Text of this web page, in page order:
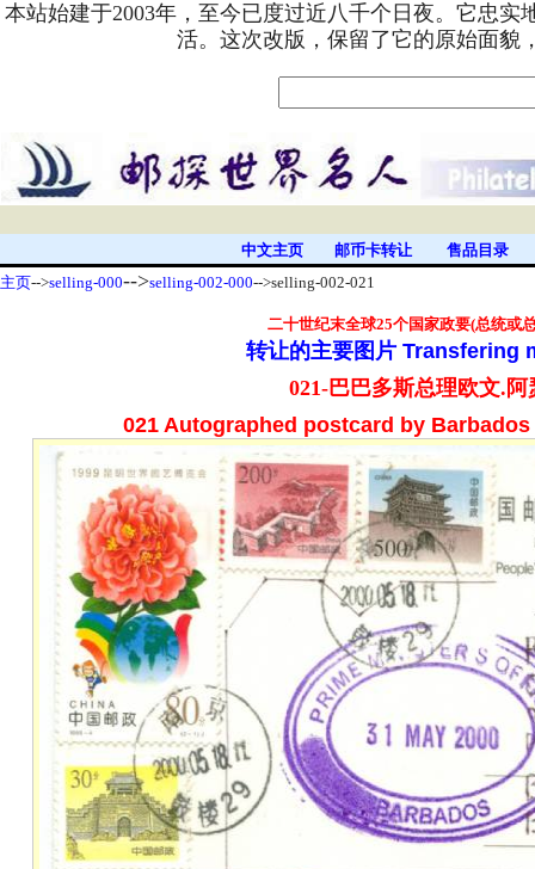
本站始建于2003年，至今已度过近八千个日夜。它忠
活。这次改版，保留了它的原始面貌
中文主页 邮币卡转让
售品目录
主页-->selling-000-->selling-002-000-->selling-002-021
二十世纪末全球25个国家政要(总统或
转让的主要图片 Transfering
021-巴巴多斯总理欧文.阿
021 Autographed postcard by